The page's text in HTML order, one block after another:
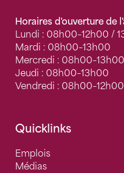
Horaires d'ouverture de
Lundi : 08h00–12h00 /
Mardi : 08h00–13h00
Mercredi : 08h00–13h00
Jeudi : 08h00–13h00
Vendredi :
Quicklinks
Emplois
Médias